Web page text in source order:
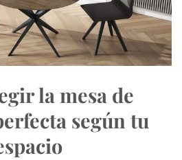
la mesa de
según tu